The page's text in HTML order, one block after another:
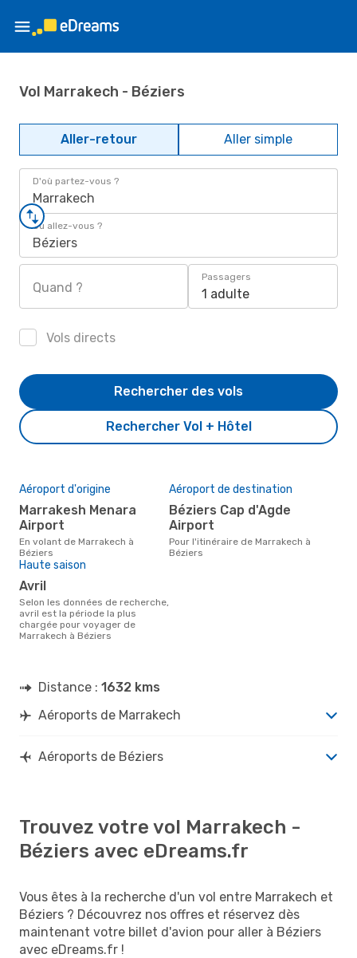
Vol Marrakech - Béziers
Aller-retour Aller simple
D'où partez-vous ?
Marrakech
Où allez-vous ?
Béziers
Quand ?
Passagers
1 adulte
Vols directs
Rechercher Vol + Hôtel
Rechercher des vols
Aéroport d'origine
Marrakesh Menara
Airport
En volant de Marrakech à
Béziers
Aéroport de destination
Béziers Cap d'Agde
Airport
Pour l'itinéraire de Marrakech à
Béziers
Haute saison
avril
Selon les données de recherche,
avril est la période la plus
chargée pour voyager de
Marrakech à Béziers
Distance : 1632 kms
Aéroports de Marrakech
Aéroports de Béziers
Trouvez votre vol Marrakech -
Béziers avec eDreams.fr
Vous êtes à la recherche d'un vol entre Marrakech et
Béziers ? Découvrez nos offres et réservez dès
maintenant votre billet d'avion pour aller à Béziers
avec eDreams.fr !